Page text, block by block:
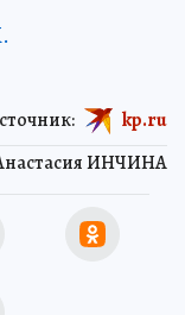
ИНЧИНА
kp.ru